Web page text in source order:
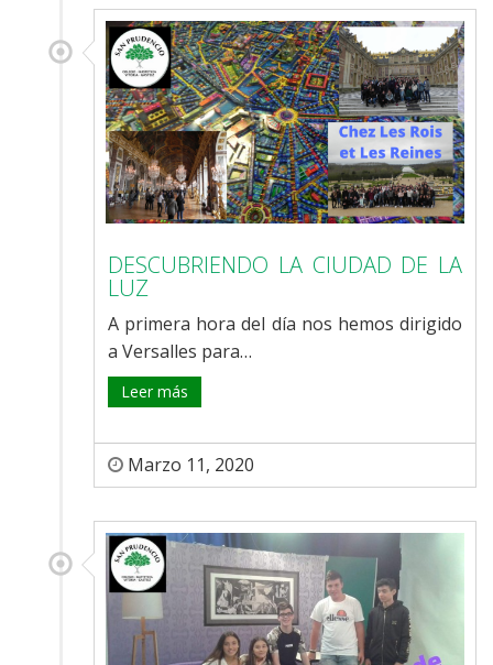
DESCUBRIENDO LA CIUDAD DE LA
LUZ
A primera hora del día nos hemos dirigido
a Versalles para…
Leer más
Marzo 11, 2020